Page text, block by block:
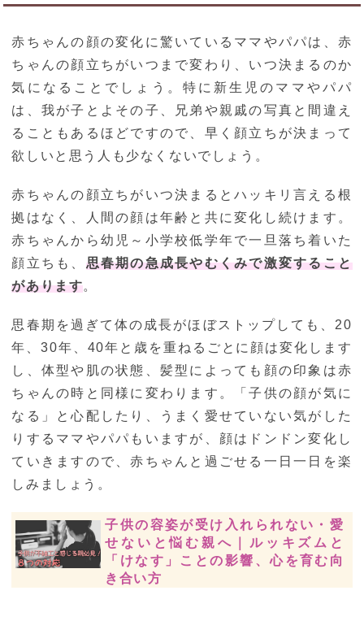
赤ちゃんの顔の変化に驚いているママやパパは、赤
ちゃんの顔立ちがいつまで変わり、いつ決まるのか
気になることでしょう。特に新生児のママやパパ
は、我が子とよその子、兄弟や親戚の写真と間違え
ることもあるほどですので、早く顔立ちが決まって
欲しいと思う人も少なくないでしょう。
赤ちゃんの顔立ちがいつ決まるとハッキリ言える根
拠はなく、人間の顔は年齢と共に変化し続けます。
赤ちゃんから幼児～小学校低学年で一旦落ち着いた
顔立ちも、 思春期の急成長やむくみで激変すること
があります。
思春期を過ぎて体の成長がほぼストップしても、20
年、30年、40年と歳を重ねるごとに顔は変化します
し、体型や肌の状態、髪型によっても顔の印象は赤
ちゃんの時と同様に変わります。「子供の顔が気に
なる」と心配したり、うまく愛せていない気がした
りするママやパパもいますが、顔はドンドン変化し
ていきますので、赤ちゃんと過ごせる一日一日を楽
しみましょう。
子供の容姿が受け入れられない・愛
せないと悩む親へ｜ルッキズムと
「けなす」ことの影響、心を育む向
き合い方